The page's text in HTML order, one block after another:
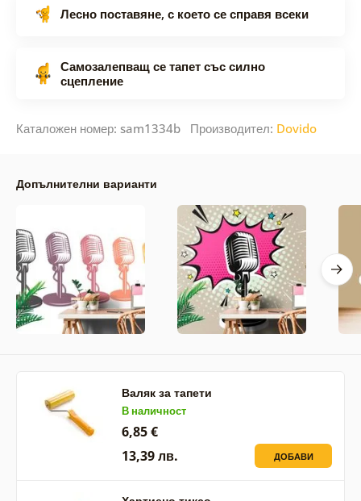
Лесно поставяне, с което се справя всеки
Самозалепващ се тапет със силно
сцепление
Каталожен номер: sam1334b Производител: Dovido
Допълнителни варианти
Валяк за тапети
В наличност
6,85 €
13,39 лв.
ДОБАВИ